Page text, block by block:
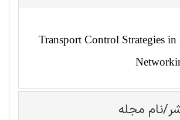
Transport Control Strategies in
نام مجله